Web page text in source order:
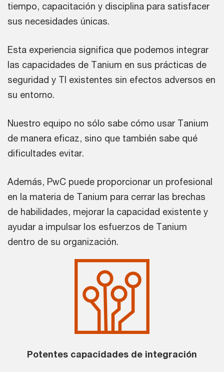
tiempo, capacitación y disciplina para satisfacer
sus necesidades únicas.
Esta experiencia significa que podemos integrar
las capacidades de Tanium en sus prácticas de
seguridad y TI existentes sin efectos adversos en
su entorno.
Nuestro equipo no sólo sabe cómo usar Tanium
de manera eficaz, sino que también sabe qué
dificultades evitar.
Además, PwC puede proporcionar un profesional
en la materia de Tanium para cerrar las brechas
de habilidades, mejorar la capacidad existente y
ayudar a impulsar los esfuerzos de Tanium
dentro de su organización.
Potentes capacidades de integración